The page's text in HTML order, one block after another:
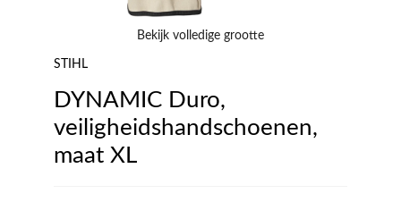
Bekijk volledige grootte
STIHL
DYNAMIC Duro,
veiligheidshandschoenen,
maat XL